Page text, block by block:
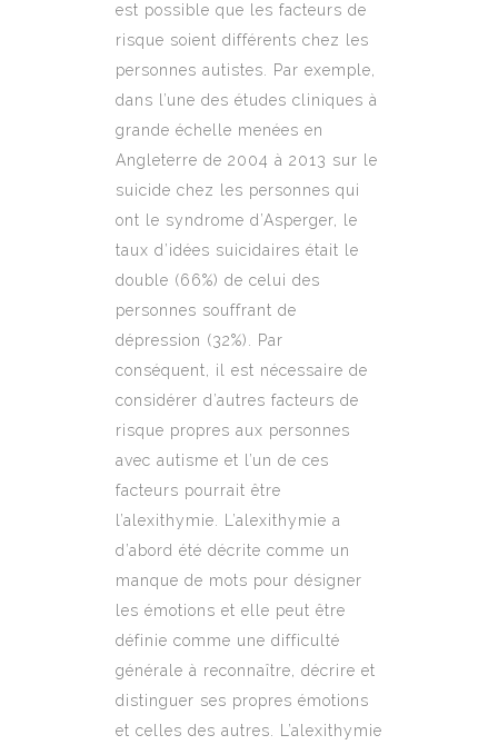
est possible que les facteurs de
risque soient différents chez les
personnes autistes. Par exemple,
dans l’une des études cliniques à
grande échelle menées en
Angleterre de 2004 à 2013 sur le
suicide chez les personnes qui
ont le syndrome d’Asperger, le
taux d’idées suicidaires était le
double (66%) de celui des
personnes souffrant de
dépression (32%). Par
conséquent, il est nécessaire de
considérer d’autres facteurs de
risque propres aux personnes
avec autisme et l’un de ces
facteurs pourrait être
l’alexithymie. L’alexithymie a
d’abord été décrite comme un
manque de mots pour désigner
les émotions et elle peut être
définie comme une difficulté
générale à reconnaître, décrire et
distinguer ses propres émotions
et celles des autres. L’alexithymie